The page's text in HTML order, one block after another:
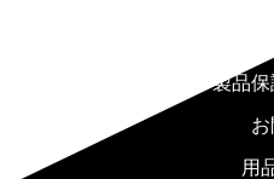
プライ
製品保
用